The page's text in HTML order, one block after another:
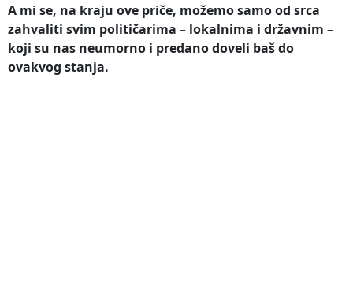
A mi se, na kraju ove priče, možemo samo od srca
zahvaliti svim političarima – lokalnima i državnim –
koji su nas neumorno i predano doveli baš do
ovakvog stanja.